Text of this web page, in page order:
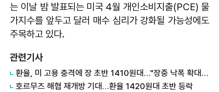
는 이날 밤 발표되는 미국 4월 개인소비지출(PCE) 물
가지수를 앞두고 달러 매수 심리가 강화될 가능성에도
주목하고 있다.
관련기사
환율, 미 고용 충격에 장 초반 1410원대…"장중 낙폭 확대 전망"
호르무즈 해협 재개방 기대…환율 1420원대 초반 등락